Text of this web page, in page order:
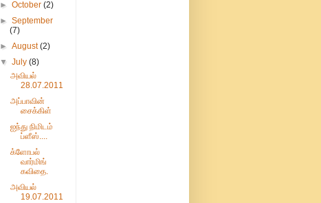
►October(2)
►September
(7)
►August(2)
▼July(8)
அவியல்
28.07.2011
அப்பாவின்
சைக்கிள்
ஐந்து நிமிடம்
ப்ளீஸ்....
க்ளோபல்
வார்மிங்
கவிதை.
அவியல்
19.07.2011